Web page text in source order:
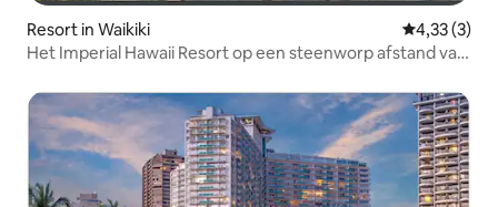
Resort in Waikiki
4,33 (3)
Het Imperial Hawaii Resort op een steenworp afstand van